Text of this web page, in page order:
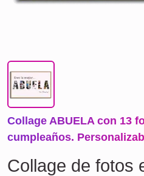
Collage ABUELA con 13
cumpleaños.
Collage de fotos